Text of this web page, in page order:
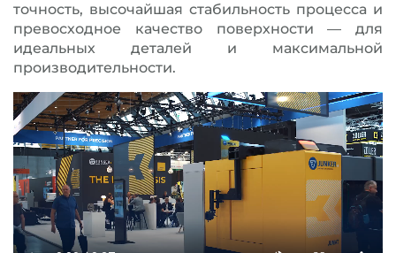
точность, высочайшая стабильность процесса и
превосходное качество поверхности — для
идеальных деталей и максимальной
производительности.